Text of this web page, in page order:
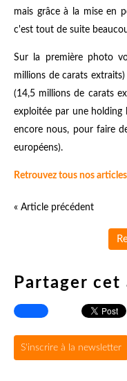
mais grâce à la mise en
c'est tout de suite
Sur la première photo
millions de carats
(14,5 millions de carats
exploitée par une holding
encore nous, pour faire
européens).
Retrouvez tous nos
« Article précédent
Partager
S'inscrire à la newsletter